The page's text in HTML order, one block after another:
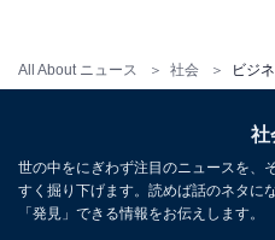
All About ニュース 社会
ていない人は約4割が「金
答しました。
【おすすめ記事】
・
30代、世帯年収700万円。
社
世の中をにぎわず注目のニュースを、
すく掘り下げます。読めば話のネタに
「発見」できる情報をお伝えします。